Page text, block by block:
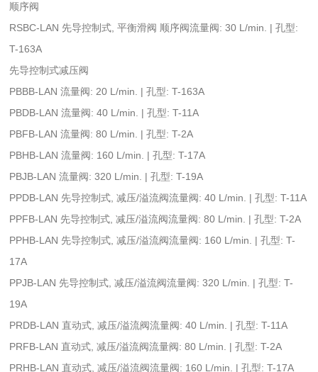
顺序阀
RSBC-LAN 先导控制式, 平衡滑阀 顺序阀流量阀: 30 L/min. | 孔型:
T-163A
先导控制式减压阀
PBBB-LAN 流量阀: 20 L/min. | 孔型: T-163A
PBDB-LAN 流量阀: 40 L/min. | 孔型: T-11A
PBFB-LAN 流量阀: 80 L/min. | 孔型: T-2A
PBHB-LAN 流量阀: 160 L/min. | 孔型: T-17A
PBJB-LAN 流量阀: 320 L/min. | 孔型: T-19A
PPDB-LAN 先导控制式, 减压/溢流阀流量阀: 40 L/min. | 孔型: T-11A
PPFB-LAN 先导控制式, 减压/溢流阀流量阀: 80 L/min. | 孔型: T-2A
PPHB-LAN 先导控制式, 减压/溢流阀流量阀: 160 L/min. | 孔型: T-
17A
PPJB-LAN 先导控制式, 减压/溢流阀流量阀: 320 L/min. | 孔型: T-
19A
PRDB-LAN 直动式, 减压/溢流阀流量阀: 40 L/min. | 孔型: T-11A
PRFB-LAN 直动式, 减压/溢流阀流量阀: 80 L/min. | 孔型: T-2A
PRHB-LAN 直动式, 减压/溢流阀流量阀: 160 L/min. | 孔型: T-17A